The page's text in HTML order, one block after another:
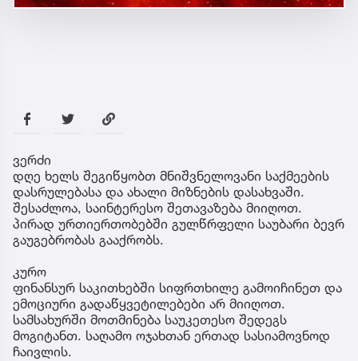
ვერძი
დღე ხელს შეგიწყობთ მნიშვნელოვანი საქმეების
დასრულებასა და ახალი მიზნების დასახვაში.
შესაძლოა, საინტერესო შეთავაზება მიიღოთ.
პირად ურთიერთობებში გულწრფელი საუბარი ბევრ
გაუგებრობას გააქრობს.
კურო
ფინანსურ საკითხებში სიფრთხილე გამოიჩინეთ და
ემოციური გადაწყვეტილებები არ მიიღოთ.
სამსახურში მოთმინება საუკეთესო შედეგს
მოგიტანთ. საღამო ოჯახთან ერთად სასიამოვნოდ
ჩაივლის.